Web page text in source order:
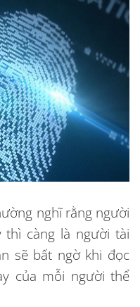
nghĩ rằng người
thì càng là người tài
sẽ bất ngờ khi đọc
của mỗi người thể